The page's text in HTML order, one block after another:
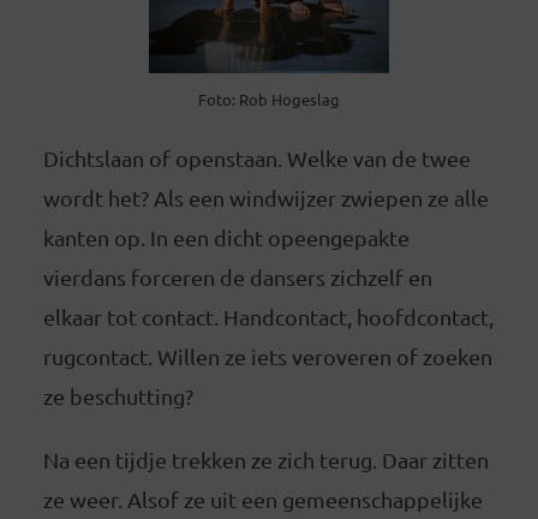
Foto: Rob Hogeslag
Dichtslaan of openstaan. Welke van de twee
wordt het? Als een windwijzer zwiepen ze alle
kanten op. In een dicht opeengepakte
vierdans forceren de dansers zichzelf en
elkaar tot contact. Handcontact, hoofdcontact,
rugcontact. Willen ze iets veroveren of zoeken
ze beschutting?
Na een tijdje trekken ze zich terug. Daar zitten
ze weer. Alsof ze uit een gemeenschappelijke